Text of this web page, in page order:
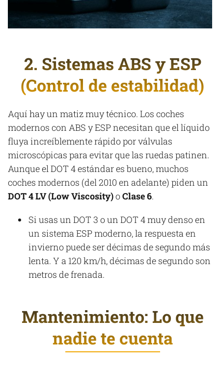
2. Sistemas ABS y ESP
(Control de estabilidad)
Aquí hay un matiz muy técnico. Los coches
modernos con ABS y ESP necesitan que el líquido
fluya increíblemente rápido por válvulas
microscópicas para evitar que las ruedas patinen.
Aunque el DOT 4 estándar es bueno, muchos
coches modernos (del 2010 en adelante) piden un
DOT 4 LV (Low Viscosity)oClase 6.
Si usas un DOT 3 o un DOT 4 muy denso en
un sistema ESP moderno, la respuesta en
invierno puede ser décimas de segundo más
lenta. Y a 120 km/h, décimas de segundo son
metros de frenada.
Mantenimiento: Lo que
nadie te cuenta